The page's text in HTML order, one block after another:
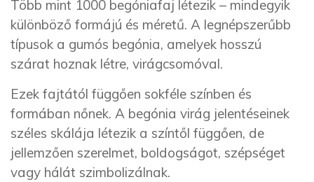
Több mint 1000 begóniafaj létezik – mindegyik
különböző formájú és méretű. A legnépszerűbb
típusok a gumós begónia, amelyek hosszú
szárat hoznak létre, virágcsomóval.
Ezek fajtától függően sokféle színben és
formában nőnek. A begónia virág jelentéseinek
széles skálája létezik a színtől függően, de
jellemzően szerelmet, boldogságot, szépséget
vagy hálát szimbolizálnak.